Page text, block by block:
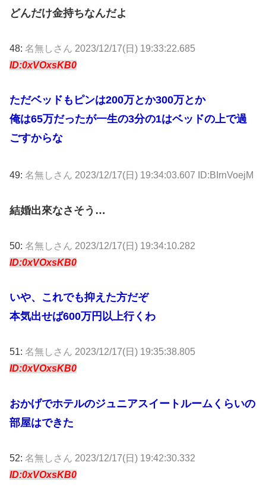
どんだけ金持ちなんだよ
48: 名無しさん 2023/12/17(日) 19:33:22.685
ID:0xVOxsKB0
ただベッドもピンは200万とか300万とか
俺は65万だったが一生の3分の1はベッドの上で過
ごすからな
49: 名無しさん 2023/12/17(日) 19:34:03.607 ID:BIrnVoejM
結婚出來なさそう…
50: 名無しさん 2023/12/17(日) 19:34:10.282
ID:0xVOxsKB0
いや、これでも抑えた方だぞ
本気出せば600万円以上行くわ
51: 名無しさん 2023/12/17(日) 19:35:38.805
ID:0xVOxsKB0
おかげでホテルのジュニアスイートルームくらいの
部屋はできた
52: 名無しさん 2023/12/17(日) 19:42:30.332
ID:0xVOxsKB0